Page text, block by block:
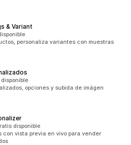
& Variant
personaliza variantes con muestras
opciones y subida de imágen
disponible
con vista previa en vivo para vender